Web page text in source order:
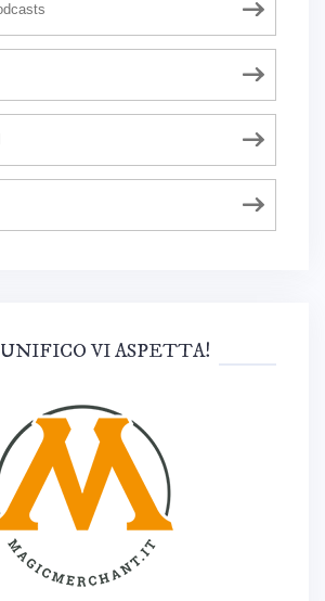
VI ASPETTA!